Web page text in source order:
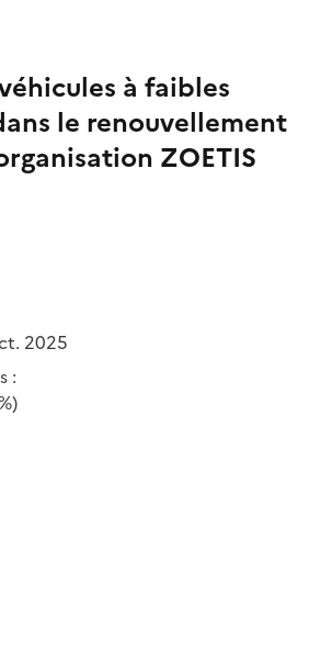
à faibles
le renouvellement
ZOETIS
2025
: